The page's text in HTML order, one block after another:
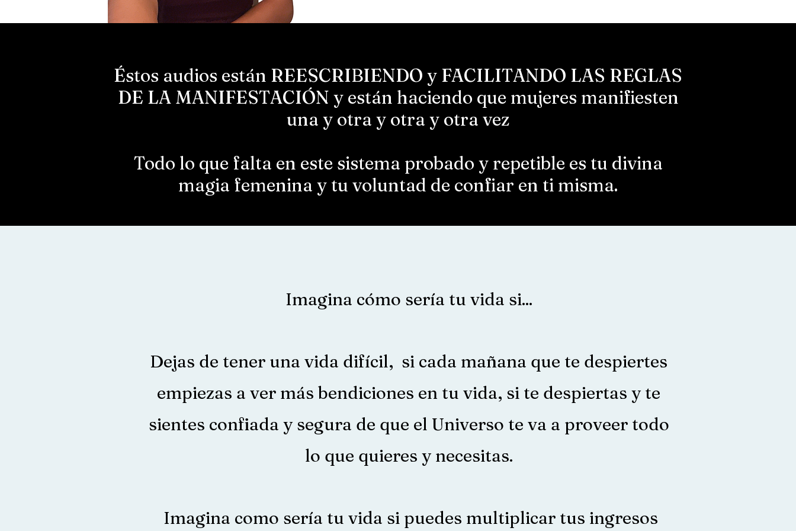
Éstos audios están REESCRIBIENDO y FACILITANDO LAS REGLAS
DE LA MANIFESTACIÓN y están haciendo que mujeres manifiesten
una y otra y otra y otra vez
Todo lo que falta en este sistema probado y repetible es tu divina
magia femenina y tu voluntad de confiar en ti misma.
Imagina cómo sería tu vida si...
Dejas de tener una vida difícil, si cada mañana que te despiertes
empiezas a ver más bendiciones en tu vida, si te despiertas y te
sientes confiada y segura de que el Universo te va a proveer todo
lo que quieres y necesitas.
Imagina como sería tu vida si puedes multiplicar tus ingresos